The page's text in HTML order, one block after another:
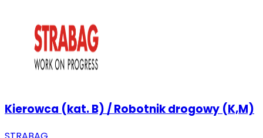
Kierowca (kat. B) / Robotnik drogowy (K,M)